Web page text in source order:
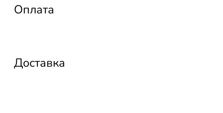
Оплата
Доставка